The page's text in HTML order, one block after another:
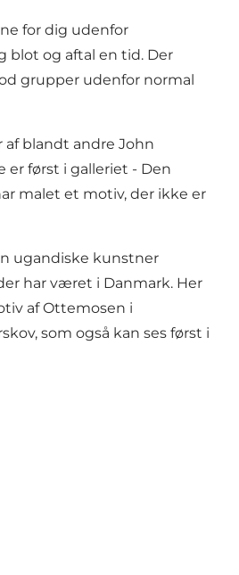
for dig udenfor
blot og aftal en tid. Der
grupper udenfor normal
blandt andre John
er først i galleriet - Den
malet et motiv, der ikke er
ugandiske kunstner
har været i Danmark. Her
af Ottemosen i
som også kan ses først i